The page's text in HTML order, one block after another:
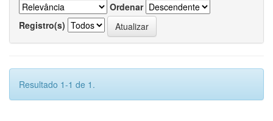
Ordenar
Registro(s)
Resultado 1-1 de 1.